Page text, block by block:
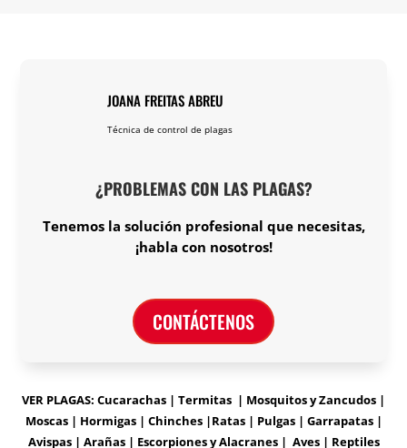
JOANA FREITAS ABREU
Técnica de control de plagas
¿PROBLEMAS CON LAS PLAGAS?
Tenemos la solución profesional que necesitas,
¡habla con nosotros!
CONTÁCTENOS
VER PLAGAS: Cucarachas | Termitas | Mosquitos y Zancudos |
Moscas | Hormigas | Chinches |Ratas | Pulgas | Garrapatas |
Avispas | Arañas | Escorpiones y Alacranes | Aves | Reptiles